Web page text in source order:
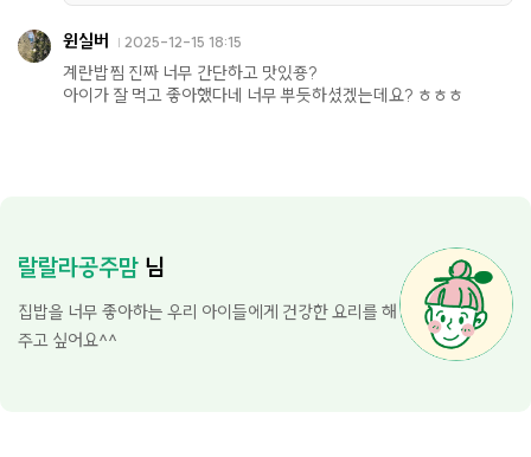
윈실버 2025-12-15 18:15
계란밥찜 진짜 너무 간단하고 맛있죵?
아이가 잘 먹고 좋아했다네 너무 뿌듯하셨겠는데요? ㅎㅎㅎ
랄랄라공주맘 님
집밥을 너무 좋아하는 우리 아이들에게 건강한 요리를 해
주고 싶어요^^